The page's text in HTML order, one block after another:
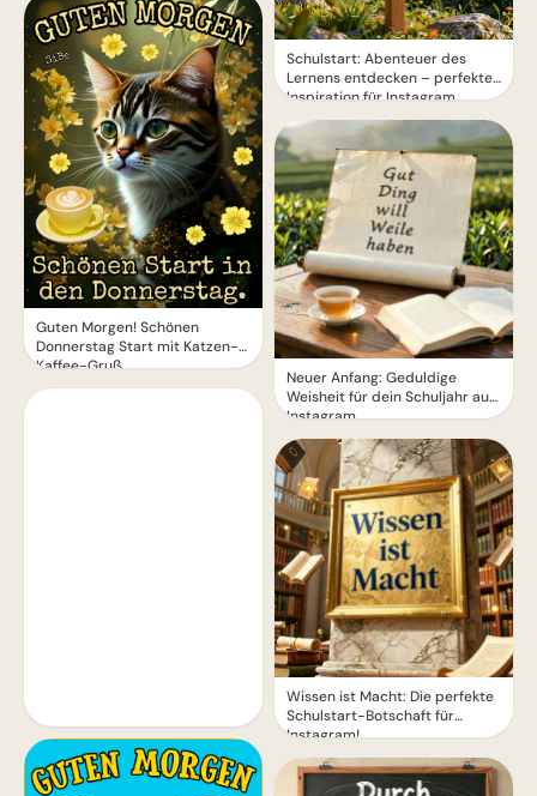
Guten Morgen! Schönen
Donnerstag Start mit Katzen-
Kaffee-Gruß
Schulstart: Abenteuer des
Lernens entdecken – perfekte
Inspiration für Instagram
Neuer Anfang: Geduldige
Weisheit für dein Schuljahr auf
Instagram.
Wissen ist Macht: Die perfekte
Schulstart-Botschaft für
Instagram!